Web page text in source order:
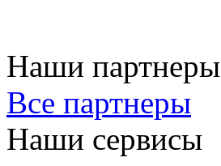
Наши партнеры
Все партнеры
Наши сервисы